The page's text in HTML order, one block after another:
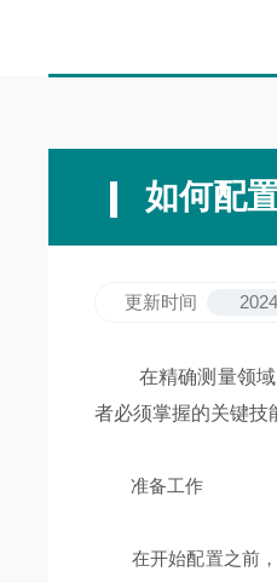
如何配
更新时间
在精确测量领域，
者必须掌握的关键技
准备工作
在开始配置之前，